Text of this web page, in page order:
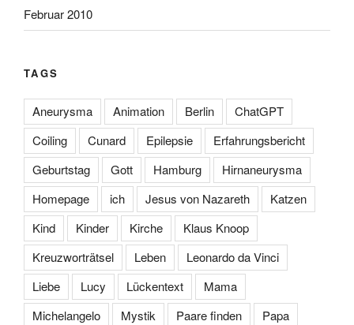
Februar 2010
TAGS
Aneurysma Animation Berlin
ChatGPT
Coiling
Cunard Epilepsie
Erfahrungsbericht
Geburtstag
Gott Hamburg
Hirnaneurysma
Homepage
ich Jesus von Nazareth
Katzen
Kind
Kinder Kirche
Klaus Knoop
Kreuzworträtsel
Leben
Leonardo da Vinci
Liebe
Lucy Lückentext
Mama
Michelangelo
Mystik Paare finden
Papa